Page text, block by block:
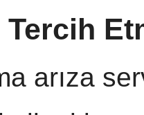
Tercih
arıza